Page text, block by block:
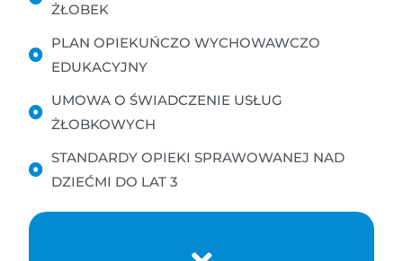
ŻŁOBEK
PLAN OPIEKUŃCZO WYCHOWAWCZO
EDUKACYJNY
UMOWA O ŚWIADCZENIE USŁUG
ŻŁOBKOWYCH
STANDARDY OPIEKI SPRAWOWANEJ NAD
DZIEĆMI DO LAT 3